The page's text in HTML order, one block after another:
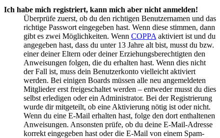
Ich habe mich registriert, kann mich aber nicht anmelden!
Überprüfe zuerst, ob du den richtigen Benutzernamen und das
richtige Passwort eingegeben hast. Wenn diese stimmen, dann
gibt es zwei Möglichkeiten. Wenn COPPA aktiviert ist und du
angegeben hast, dass du unter 13 Jahre alt bist, musst du bzw.
einer deiner Eltern oder deiner Erziehungsberechtigten den
Anweisungen folgen, die du erhalten hast. Wenn dies nicht
der Fall ist, muss dein Benutzerkonto vielleicht aktiviert
werden. Bei einigen Boards müssen alle neu angemeldeten
Mitglieder erst freigeschaltet werden – entweder musst du dies
selbst erledigen oder ein Administrator. Bei der Registrierung
wurde dir mitgeteilt, ob eine Aktivierung nötig ist oder nicht.
Wenn du eine E-Mail erhalten hast, folge den dort enthaltenen
Anweisungen. Ansonsten prüfe, ob du deine E-Mail-Adresse
korrekt eingegeben hast oder die E-Mail von einem Spam-